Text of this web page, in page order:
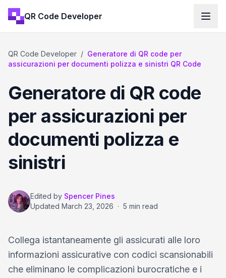
QR Code Developer
QR Code Developer / Generatore di QR code per
assicurazioni per documenti polizza e sinistri QR Code
Generatore di QR code
per assicurazioni per
documenti polizza e
sinistri
Edited by Spencer Pines
Updated March 23, 2026 · 5 min read
Collega istantaneamente gli assicurati alle loro
informazioni assicurative con codici scansionabili
che eliminano le complicazioni burocratiche e i